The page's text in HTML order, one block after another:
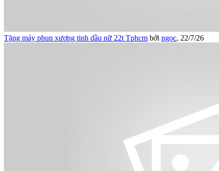
Tặng máy phun xương tinh dầu nữ 22t Tphcm bởi ngọc, 22/7/26